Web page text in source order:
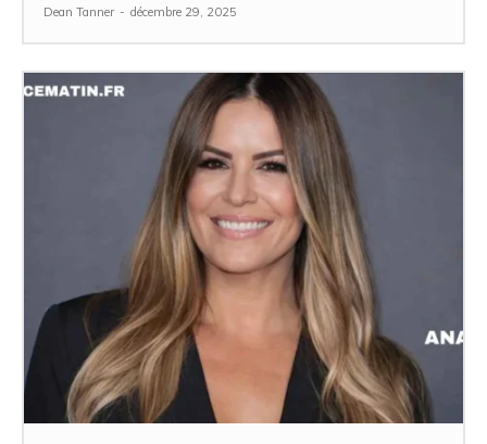
Dean Tanner - décembre 29, 2025